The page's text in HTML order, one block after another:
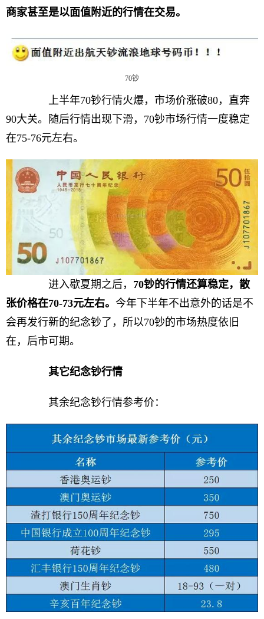
商家甚至是以面值附近的行情在交易。
70钞
上半年70钞行情火爆，市场价涨破80，直奔
90大关。随后行情出现下滑，70钞市场行情一度稳定
在75-76元左右。
进入歇夏期之后， 70钞的行情还算稳定，散
张价格在70-73元左右。 今年下半年不出意外的话是不
会再发行新的纪念钞了，所以70钞的市场热度依旧
在，后市可期。
其它纪念钞行情
其余纪念钞行情参考价：